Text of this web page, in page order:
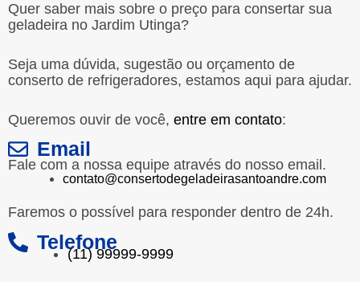
Quer saber mais sobre o preço para consertar sua
geladeira no Jardim Utinga?
Seja uma dúvida, sugestão ou orçamento de
conserto de refrigeradores, estamos aqui para ajudar.
Queremos ouvir de você, entre em contato:
Email
Fale com a nossa equipe através do nosso email.
contato@consertodegeladeirasantoandre.com
Faremos o possível para responder dentro de 24h.
Telefone
(11) 99999-9999